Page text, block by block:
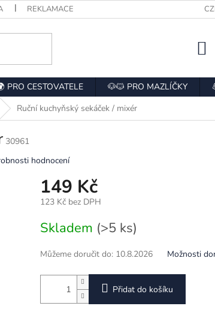
REKLAMACE
PRO CESTOVATELE 🐶🐱 PRO MAZLÍČKY
Ruční kuchyňský sekáček / mixér
30961
hodnocení
149 Kč
123 Kč bez DPH
cena:
Skladem (>5 ks)
Můžeme doručit do: 10.8.2026 Možnosti
Přidat do košíku